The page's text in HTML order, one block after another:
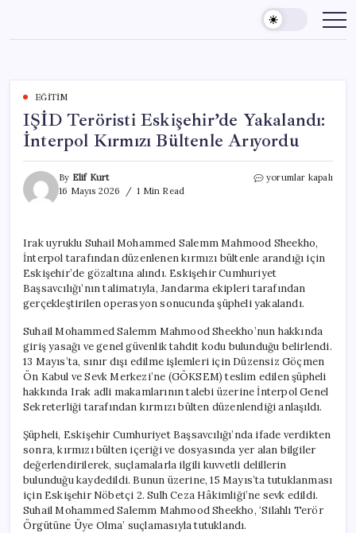
content
EĞITIM
IŞİD Teröristi Eskişehir’de Yakalandı:
İnterpol Kırmızı Bültenle Arıyordu
By Elif Kurt
16 Mayıs 2026
1 Min Read
IŞİD
Kırmızı
Bültenle
Arıyordu
için
yorumlar kapalı
Irak uyruklu Suhail Mohammed Salemm Mahmood Sheekho,
İnterpol tarafından düzenlenen kırmızı bültenle arandığı için
Eskişehir’de gözaltına alındı. Eskişehir Cumhuriyet
Başsavcılığı’nın talimatıyla, Jandarma ekipleri tarafından
gerçekleştirilen operasyon sonucunda şüpheli yakalandı.
Suhail Mohammed Salemm Mahmood Sheekho’nun hakkında
giriş yasağı ve genel güvenlik tahdit kodu bulunduğu belirlendi.
13 Mayıs’ta, sınır dışı edilme işlemleri için Düzensiz Göçmen
Ön Kabul ve Sevk Merkezi’ne (GÖKSEM) teslim edilen şüpheli
hakkında Irak adli makamlarının talebi üzerine İnterpol Genel
Sekreterliği tarafından kırmızı bülten düzenlendiği anlaşıldı.
Şüpheli, Eskişehir Cumhuriyet Başsavcılığı’nda ifade verdikten
sonra, kırmızı bülten içeriği ve dosyasında yer alan bilgiler
değerlendirilerek, suçlamalarla ilgili kuvvetli delillerin
bulunduğu kaydedildi. Bunun üzerine, 15 Mayıs’ta tutuklanması
için Eskişehir Nöbetçi 2. Sulh Ceza Hâkimliği’ne sevk edildi.
Suhail Mohammed Salemm Mahmood Sheekho, ‘Silahlı Terör
Örgütüne Üye Olma’ suçlamasıyla tutuklandı.